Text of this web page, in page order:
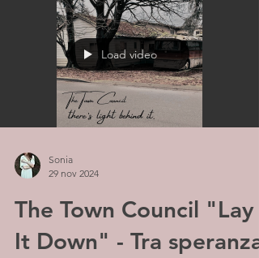
Load video
Sonia
29 nov 2024
The Town Council "Lay
It Down" - Tra speranza